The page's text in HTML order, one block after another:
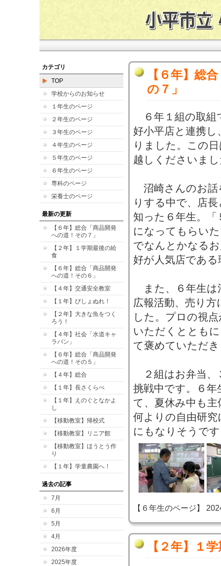
カテゴリ
TOP
学校からのお知らせ
１年生のページ
２年生のページ
３年生のページ
４年生のページ
５年生のページ
６年生のページ
専科のページ
栄養士のページ
最新の更新
【６年】総合「商品開発
への道！その７」
【２年】１学期最後の給
食
【６年】総合「商品開発
への道！その６」
【４年】交通安全教室
【１年】びしょぬれ！
【２年】大きな魚をつく
ろう！
【４年】社会「水道キャ
ラバン」
【６年】総合「商品開発
への道！その５」
【４年】総合
【１年】長さくらべ
【１年】えのぐとなかよ
し
【移動教室】帰校式
【移動教室】リニア館
【移動教室】ほうとう作
り
【１年】学童農園へ！
過去の記事
7月
6月
5月
4月
2026年度
2025年度
【６年】総
の７」
６年１組の取組
好小平店と連携
りました。この
越しくださいま
沼崎さんのお話
りする中で、店
知った６年生。
になってもらい
でなんとかなる
好が人気店であ
また、６年生は
広報活動、売り
した。プロの視
いただくととも
て褒めていただ
２組はお弁当、
挑戦中です。６
て、夏休み中も
何よりの自由研
にもなりそうで
【６年生のページ】
【２年】１